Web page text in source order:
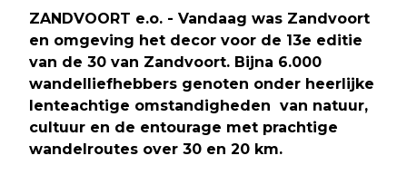
ZANDVOORT e.o. - Vandaag was Zandvoort
en omgeving het decor voor de 13e editie
van de 30 van Zandvoort. Bijna 6.000
wandelliefhebbers genoten onder heerlijke
lenteachtige omstandigheden van natuur,
cultuur en de entourage met prachtige
wandelroutes over 30 en 20 km.